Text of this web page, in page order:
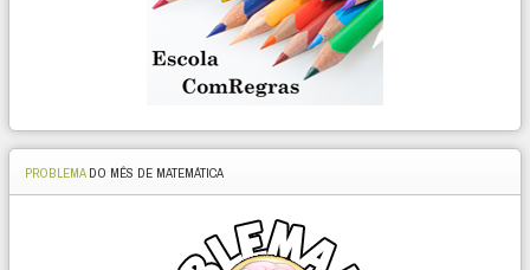
PROBLEMADO MÊS DE MATEMÁTICA